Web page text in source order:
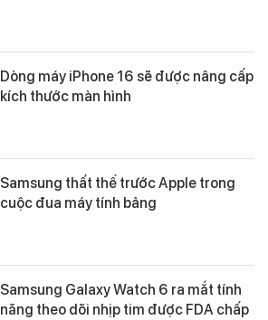
Dòng máy iPhone 16 sẽ được nâng cấp
kích thước màn hình
Samsung thất thế trước Apple trong
cuộc đua máy tính bảng
Samsung Galaxy Watch 6 ra mắt tính
năng theo dõi nhịp tim được FDA chấp